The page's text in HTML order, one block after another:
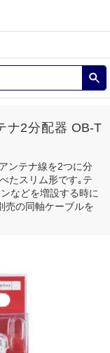
ナ2分配器 OB-T
ンテナ線を2つに分
たスリム形です｡テ
などを増設する時に
売の同軸ケーブルを